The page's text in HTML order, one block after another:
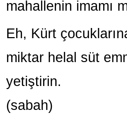
mahallenin imamı
Eh, Kürt
miktar helal süt
yetiştirin.
(sabah)